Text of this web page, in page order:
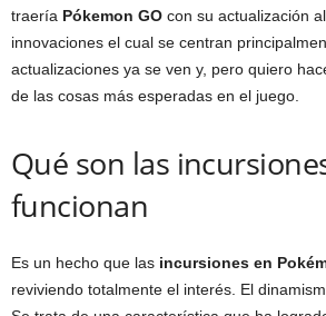
traería Pókemon GO con su actualización
innovaciones el cual se centran
actualizaciones ya se ven y, pero quiero
de las cosas más esperadas en el juego.
Qué son las
funcionan
Es un hecho que las incursiones en
reviviendo totalmente el interés. El